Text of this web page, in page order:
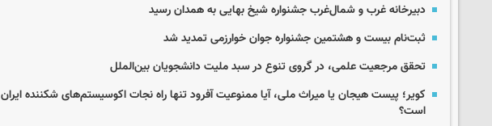
دبیرخانه غرب و شمال‌غرب جشنواره شیخ بهایی به همدان رسید
ثبت‌نام بیست و هشتمین جشنواره جوان خوارزمی تمدید شد
تحقق مرجعیت علمی، در گروی تنوع در سبد ملیت دانشجویان بین‌الملل
کویر؛ پیست هیجان یا میراث ملی، آیا ممنوعیت آفرود تنها راه نجات اکوسیستم‌های شکننده ایران
است؟